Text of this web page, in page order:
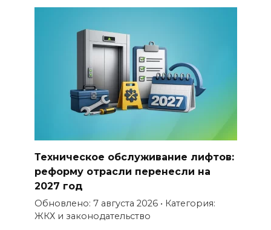
Техническое обслуживание лифтов:
реформу отрасли перенесли на
2027 год
Обновлено: 7 августа 2026 • Категория:
ЖКХ и законодательство